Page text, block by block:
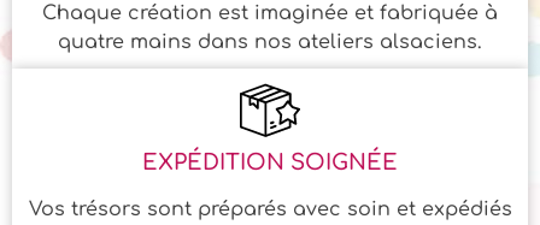
Chaque création est imaginée et fabriquée à
quatre mains dans nos ateliers alsaciens.
EXPÉDITION SOIGNÉE
Vos trésors sont préparés avec soin et expédiés